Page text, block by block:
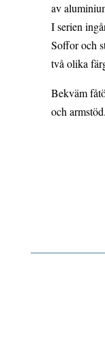
av
I serien
Soffor och
två olika
Bekväm
och armstöd.